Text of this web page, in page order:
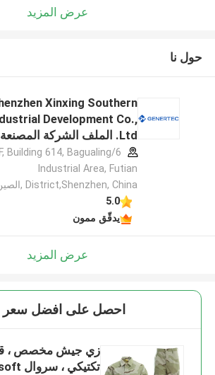
عرض المزيد
حول نا
Xinxing Southern
Development Co.,
Ltd. الملف الشركة المصنعة
6/F, Building 614, Bagualing
Industrial Area, Futian
District,Shenzhen, China ,الصين
5.0
يدقّق ممون
عرض المزيد
احصل على افضل
زي جيش مخصص ،